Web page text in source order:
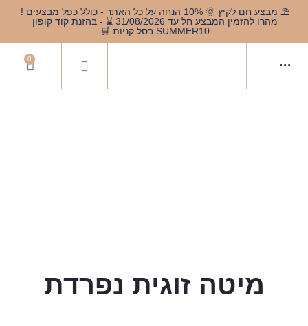
⛱️ מבצע חם לקיץ 🌞 10% הנחה על כל האתר - כולל כפל מבצעים !
מהרו להזמין המבצע חל עד 31/08/2026 ⌛️ - בהזנת קוד קופון
SUMMER10 בסל קניות 🛒
···
0
מיטה זוגית נפרדת